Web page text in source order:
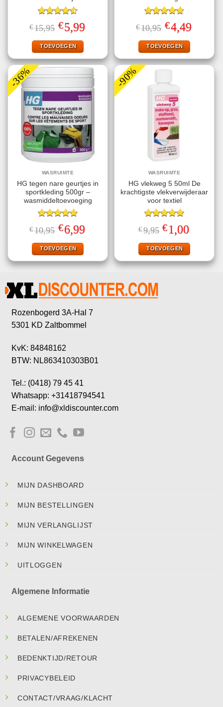
Gewaardeerd
4.56uit 5
€15,95 Oorspronkelijke
prijs
was:
€15,95.
€5,99Huidige
prijs
TOEVOEGEN
Gewaardeerd
4.75uit 5
€10,95 Oorspronkelijke
prijs
was:
€10,95.
€4,49Huidige
prijs
TOEVOEGEN
-36%
WASRUIMTE
HG tegen nare geurtjes in
sportkleding 500gr –
wasmiddeltoevoeging
Gewaardeerd
4.89uit 5
€10,95 Oorspronkelijke
prijs
was:
€10,95.
€6,99Huidige
prijs
TOEVOEGEN
-90%
WASRUIMTE
HG vlekweg 5 50ml De
krachtigste vlekverwijderaar
voor textiel
Gewaardeerd
5.00uit 5
€9,95 Oorspronkelijke
prijs
was:
€9,95.
€1,00
is:
€1,00.
TOEVOEGEN
Rozenbogerd 3A-Hal 7
5301 KD Zaltbommel
KvK: 84848162
BTW: NL863410303B01
Tel.: (0418) 79 45 41
Whatsapp: +31418794541
E-mail: info@xldiscounter.com
Account Gegevens
MIJN DASHBOARD
MIJN BESTELLINGEN
MIJN VERLANGLIJST
MIJN WINKELWAGEN
UITLOGGEN
Algemene Informatie
ALGEMENE VOORWAARDEN
BETALEN/AFREKENEN
BEDENKTIJD/RETOUR
PRIVACYBELEID
CONTACT/VRAAG/KLACHT